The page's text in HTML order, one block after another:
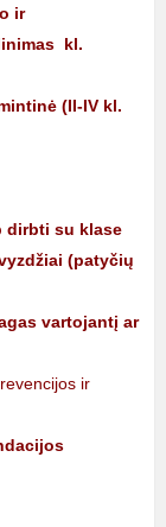
ir
kl.
(II-IV kl.
dirbti su klase
(patyčių
vartojantį ar
ir